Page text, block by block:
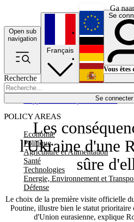
Ga
Open sub
navigation
Recherche
Se connecter
POLICY AREAS
Economie
Politique
Agriculture et Alimentation
Santé
Technologies
Energie, Environnement et
Défense
Économie
Français
English
Deutsch
Español
Se
Vous êtes
Les
l'Ukraine d'une
sûre
Le choix de la première visite officielle
Poutine, illustre bien le statut prioritaire
d'Union eurasienne, explique